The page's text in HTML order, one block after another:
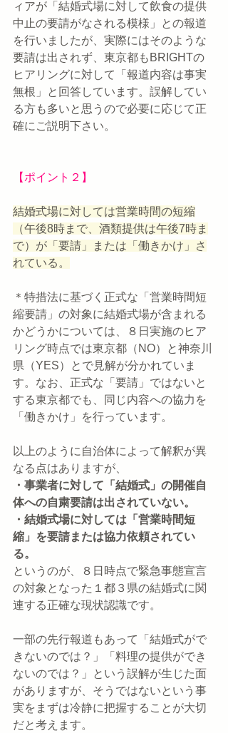
ィアが「結婚式場に対して飲食の提供
中止の要請がなされる模様」との報道
を行いましたが、実際にはそのような
要請は出されず、東京都もBRIGHTの
ヒアリングに対して「報道内容は事実
無根」と回答しています。誤解してい
る方も多いと思うので必要に応じて正
確にご説明下さい。
【ポイント２】
結婚式場に対しては営業時間の短縮
（午後8時まで、酒類提供は午後7時ま
で）が「要請」または「働きかけ」さ
れている。
＊特措法に基づく正式な「営業時間短
縮要請」の対象に結婚式場が含まれる
かどうかについては、８日実施のヒア
リング時点では東京都（NO）と神奈川
県（YES）とで見解が分かれていま
す。なお、正式な「要請」ではないと
する東京都でも、同じ内容への協力を
「働きかけ」を行っています。
以上のように自治体によって解釈が異
なる点はありますが、
・事業者に対して「結婚式」の開催自
体への自粛要請は出されていない。
・結婚式場に対しては「営業時間短
縮」を要請または協力依頼されてい
る。
というのが、８日時点で緊急事態宣言
の対象となった１都３県の結婚式に関
連する正確な現状認識です。
一部の先行報道もあって「結婚式がで
きないのでは？」「料理の提供ができ
ないのでは？」という誤解が生じた面
がありますが、そうではないという事
実をまずは冷静に把握することが大切
だと考えます。